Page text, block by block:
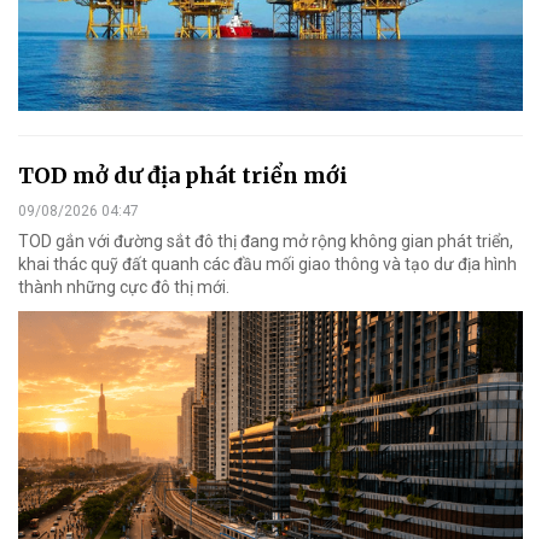
TOD mở dư địa phát triển mới
09/08/2026 04:47
TOD gắn với đường sắt đô thị đang mở rộng không gian phát triển,
khai thác quỹ đất quanh các đầu mối giao thông và tạo dư địa hình
thành những cực đô thị mới.